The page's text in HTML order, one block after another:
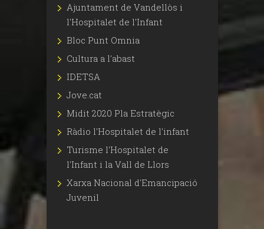
Ajuntament de Vandellòs i
l'Hospitalet de l'Infant
Bloc Punt Omnia
Cultura a l'abast
IDETSA
Jove.cat
Midit 2020 Pla Estratègic
Ràdio l'Hospitalet de l'infant
Turisme l'Hospitalet de
l'Infant i la Vall de Llors
Xarxa Nacional d'Emancipació
Juvenil